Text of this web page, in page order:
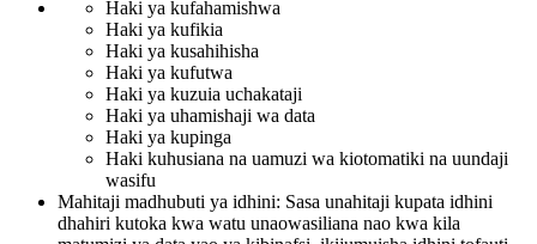
Haki ya kufahamishwa
Haki ya kufikia
Haki ya kusahihisha
Haki ya kufutwa
Haki ya kuzuia uchakataji
Haki ya uhamishaji wa data
Haki ya kupinga
Haki kuhusiana na uamuzi wa kiotomatiki na uundaji
wasifu
Mahitaji madhubuti ya idhini: Sasa unahitaji kupata idhini
dhahiri kutoka kwa watu unaowasiliana nao kwa kila